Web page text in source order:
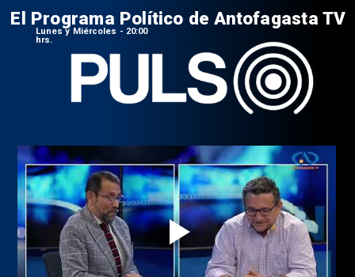
El Programa Político de Antofagasta TV
Lunes y Miércoles - 20:00
hrs.